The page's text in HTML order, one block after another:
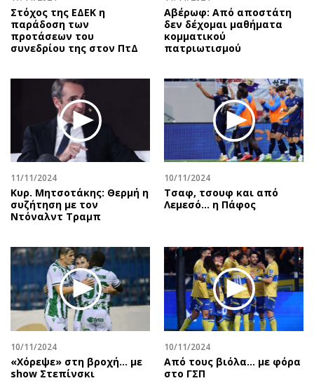
Στόχος της ΕΔΕΚ η
παράδοση των
προτάσεων του
συνεδρίου της στον ΠτΔ
Αβέρωφ: Από αποστάτη
δεν δέχομαι μαθήματα
κομματικού
πατριωτισμού
11/11/2024
Κυρ. Μητσοτάκης: Θερμή η
συζήτηση με τον
Ντόναλντ Τραμπ
10/11/2024
Τσαφ, τσουφ και από
Λεμεσό... η Πάφος
10/11/2024
«Χόρεψε» στη βροχή… με
show Στεπίνσκι
10/11/2024
Από τους βιόλα... με φόρα
στο ΓΣΠ